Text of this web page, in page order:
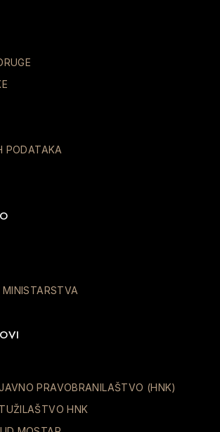
PODATAKA
PRAVOBRANILAŠTVO (HNK)
HNK